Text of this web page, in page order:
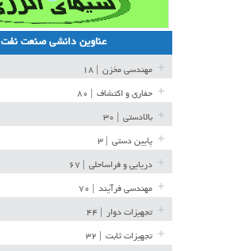
عناوین دانشی صنعت نفت
مهندسی مخزن
حفاری و اکتشاف
بالادستی
پایین دستی
دریایی و فراساحلی
مهندسی فرآیند
تجهیزات دوار
تجهیزات ثابت